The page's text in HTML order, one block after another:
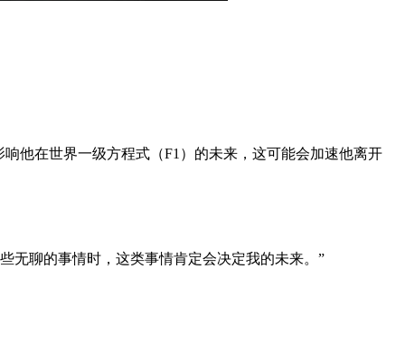
他在世界一级方程式（F1）的未来，这可能会加速他离开
无聊的事情时，这类事情肯定会决定我的未来。”